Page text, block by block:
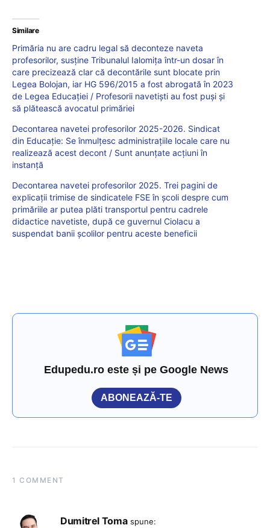
Similare
Primăria nu are cadru legal să deconteze naveta
profesorilor, susține Tribunalul Ialomița într-un dosar în
care precizează clar că decontările sunt blocate prin
Legea Bolojan, iar HG 596/2015 a fost abrogată în 2023
de Legea Educației / Profesorii navetiști au fost puși și
să plătească avocatul primăriei
Decontarea navetei profesorilor 2025-2026. Sindicat
din Educație: Se înmulțesc administrațiile locale care nu
realizează acest decont / Sunt anunțate acțiuni în
instanță
Decontarea navetei profesorilor 2025. Trei pagini de
explicații trimise de sindicatele FSE în școli despre cum
primăriile ar putea plăti transportul pentru cadrele
didactice navetiste, după ce guvernul Ciolacu a
suspendat banii școlilor pentru aceste beneficii
Edupedu.ro este și pe Google News
ABONEAZĂ-TE
1 COMMENT
Dumitrel Toma spune: